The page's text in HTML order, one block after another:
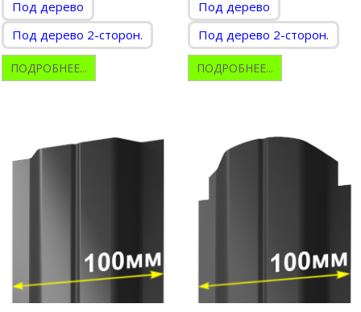
Под дерево
Под дерево 2-сторон.
ПОДРОБНЕЕ...
Под дерево
Под дерево 2-сторон.
ПОДРОБНЕЕ...